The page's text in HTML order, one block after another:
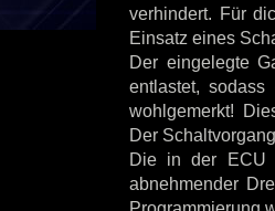
verhindert. Für
Einsatz eines
Der eingelegte
entlastet,
wohlgemerkt!
Der
Die in der ECU
abnehmender